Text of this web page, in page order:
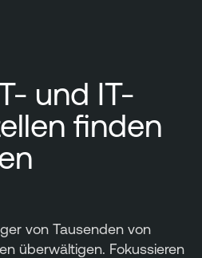
und IT-
finden
von Tausenden von
überwältigen. Fokussieren